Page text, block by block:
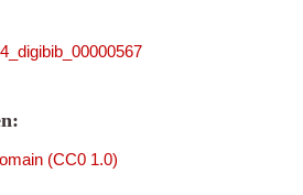
(CC0 1.0)